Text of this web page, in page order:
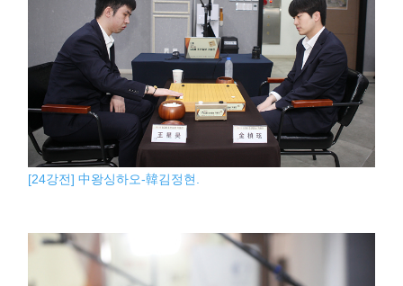
[24강전] 中왕싱하오-韓김정현.